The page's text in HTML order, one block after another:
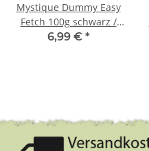
Mystique Dummy Easy
Fetch 100g schwarz /
pink
6,99 € *